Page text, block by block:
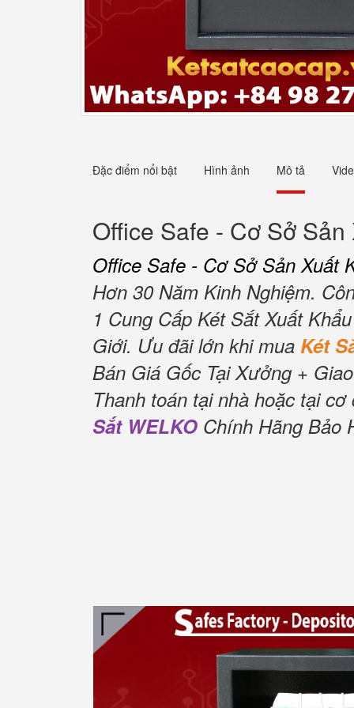
Đặc điểm nổi bật Hình ảnh Mô tả
Office Safe - Cơ Sở
Office Safe - Cơ Sở Sản Xuất
Hơn 30 Năm Kinh Nghiệm.
1 Cung Cấp Két Sắt Xuất
Giới. Ưu đãi lớn khi mua Két
Bán Giá Gốc Tại Xưởng +
Thanh toán tại nhà hoặc tại cơ
Sắt WELKO Chính Hãng Bảo